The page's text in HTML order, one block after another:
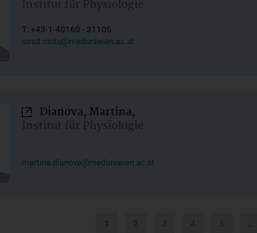
Institut für Physiologie
T: +43-1-40160 - 31105
ionut.ciotu@meduniwien.ac.at
Dianova, Martina,
Institut für Physiologie
martina.dianova@meduniwien.ac.at
1 2 3 4 5 …